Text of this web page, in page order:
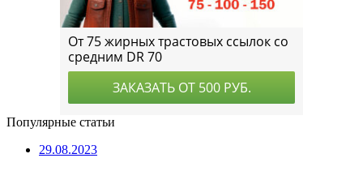
Популярные статьи
29.08.2023